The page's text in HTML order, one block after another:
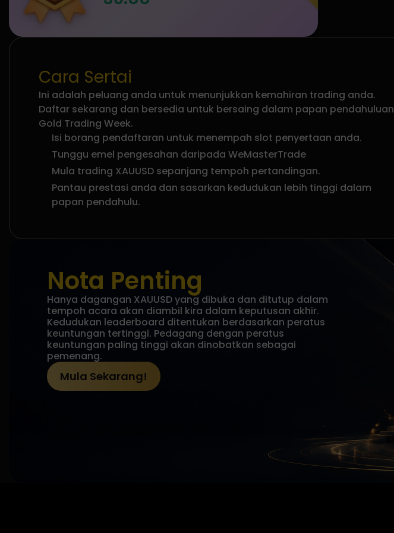
Cara Sertai
Ini adalah peluang anda untuk menunjukkan kemahiran trading anda.
Daftar sekarang dan bersedia untuk bersaing dalam papan pendahuluan
Gold Trading Week.
Isi borang pendaftaran untuk menempah slot penyertaan anda.
Tunggu emel pengesahan daripada WeMasterTrade
Mula trading XAUUSD sepanjang tempoh pertandingan.
Pantau prestasi anda dan sasarkan kedudukan lebih tinggi dalam
papan pendahulu.
Nota Penting
Hanya dagangan XAUUSD yang dibuka dan ditutup dalam
tempoh acara akan diambil kira dalam keputusan akhir.
Kedudukan leaderboard ditentukan berdasarkan peratus
keuntungan tertinggi. Pedagang dengan peratus
keuntungan paling tinggi akan dinobatkan sebagai
pemenang.
Mula Sekarang!